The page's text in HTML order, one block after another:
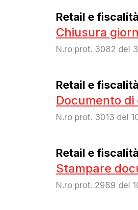
Retail e fiscalità
Chiusura
N.ro prot. 3082 del
Retail e fiscalità
Documento
N.ro prot. 3013 del
Retail e fiscalità
Stampare
N.ro prot. 2989 del